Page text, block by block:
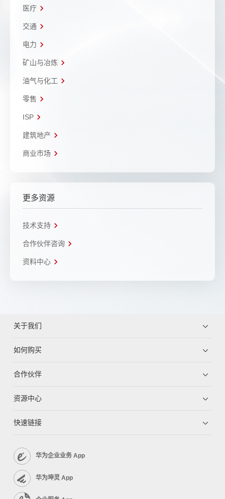
医疗
交通
电力
矿山与冶炼
油气与化工
零售
ISP
建筑地产
商业市场
更多资源
技术支持
合作伙伴咨询
资料中心
关于我们
如何购买
合作伙伴
资源中心
快速链接
华为企业业务 App
华为坤灵 App